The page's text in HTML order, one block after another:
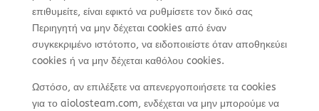
επιθυμείτε, είναι εφικτό να ρυθμίσετε τον δικό σας
Περιηγητή να μην δέχεται cookies από έναν
συγκεκριμένο ιστότοπο, να ειδοποιείστε όταν αποθηκεύει
cookies ή να μην δέχεται καθόλου cookies.
Ωστόσο, αν επιλέξετε να απενεργοποιήσετε τα cookies
για το aiolosteam.com, ενδέχεται να μην μπορούμε να